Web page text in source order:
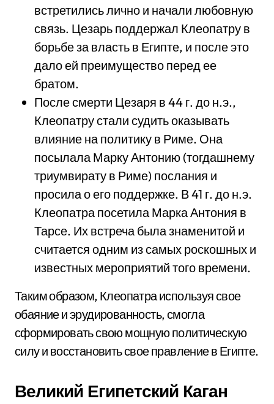
встретились лично и начали любовную
связь. Цезарь поддержал Клеопатру в
борьбе за власть в Египте, и после это
дало ей преимущество перед ее
братом.
После смерти Цезаря в 44 г. до н.э.,
Клеопатру стали судить оказывать
влияние на политику в Риме. Она
посылала Марку Антонию (тогдашнему
триумвирату в Риме) послания и
просила о его поддержке. В 41 г. до н.э.
Клеопатра посетила Марка Антония в
Тарсе. Их встреча была знаменитой и
считается одним из самых роскошных и
известных мероприятий того времени.
Таким образом, Клеопатра используя свое
обаяние и эрудированность, смогла
сформировать свою мощную политическую
силу и восстановить свое правление в Египте.
Великий Египетский Каган